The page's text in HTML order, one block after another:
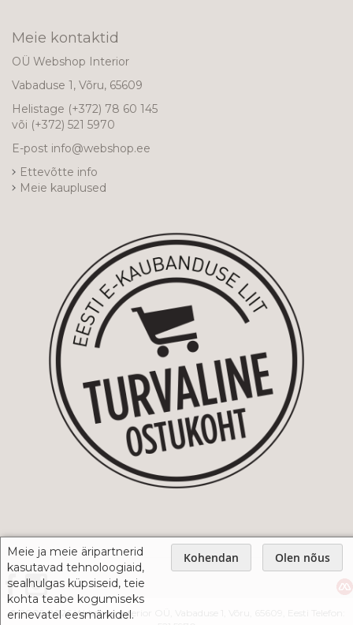
Meie ja meie äripartnerid
kasutavad tehnoloogiaid,
sealhulgas küpsiseid, teie
kohta teabe kogumiseks
erinevatel eesmärkidel.
Kohendan Olen nõus
Meie kontaktid
OÜ Webshop Interior
Vabaduse 1, Võru, 65609
Helistage (+372) 78 60 145
või (+372) 521 5970
E-post info@webshop.ee
Ettevõtte info
Meie kauplused
© 2005-2026 Webshop Interior OÜ, Vabaduse 1, Võru, 65609, Eesti Telefon: